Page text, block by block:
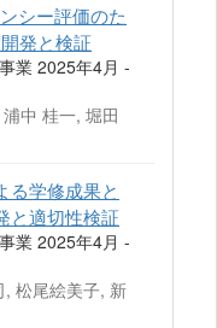
シー評価のた
発と検証
業 2025年4月 -
中 桂一, 堀田
る学修成果と
と適切性検証
業 2025年4月 -
松尾絵美子, 新